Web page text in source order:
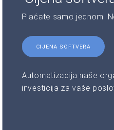
Plaćate samo jednom.
CIJENA SOFTVERA
Automatizacija naše
investicija za vaše